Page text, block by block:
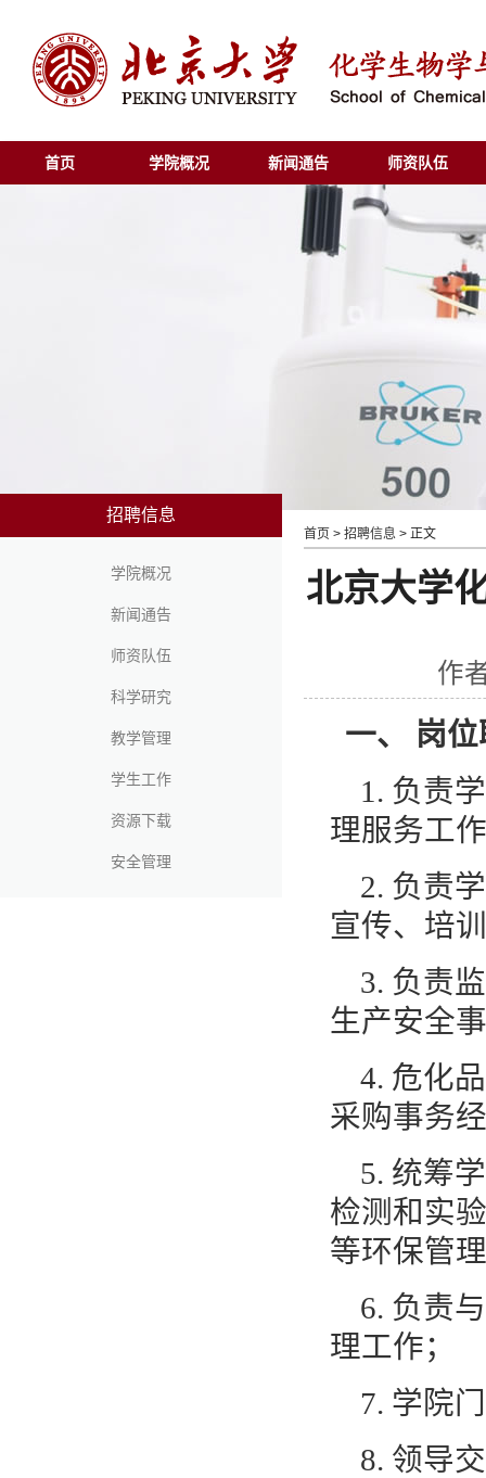
首页 学院概况 新闻通告 师资队伍
招聘信息
学院概况
新闻通告
师资队伍
科学研究
教学管理
学生工作
资源下载
安全管理
首页 > 招聘信息 > 正文
北京大学
作
一、 岗
1. 负责
理服务工
2. 负责
宣传、培
3. 负责
生产安全
4. 危化
采购事务
5. 统筹
检测和实
等环保管
6. 负责
理工作；
7. 学院
8. 领导